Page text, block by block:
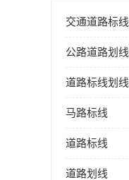
交通道路标线
公路道路划线
道路标线划线
马路标线
道路标线
道路划线